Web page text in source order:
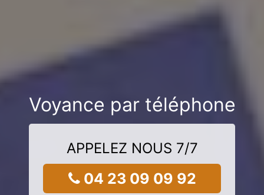
Voyance par téléphone
APPELEZ NOUS 7/7
04 23 09 09 92